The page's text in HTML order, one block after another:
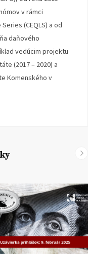
v rámci
(CEQLS) a od
daňového
vedúcim projektu
(2017 – 2020) a
Komenského v